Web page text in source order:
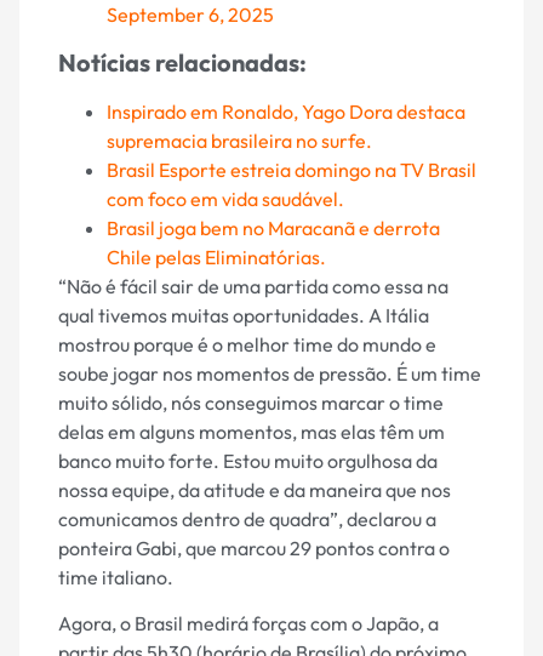
September 6, 2025
Notícias relacionadas:
Inspirado em Ronaldo, Yago Dora destaca
supremacia brasileira no surfe.
Brasil Esporte estreia domingo na TV Brasil
com foco em vida saudável.
Brasil joga bem no Maracanã e derrota
Chile pelas Eliminatórias.
“Não é fácil sair de uma partida como essa na
qual tivemos muitas oportunidades. A Itália
mostrou porque é o melhor time do mundo e
soube jogar nos momentos de pressão. É um time
muito sólido, nós conseguimos marcar o time
delas em alguns momentos, mas elas têm um
banco muito forte. Estou muito orgulhosa da
nossa equipe, da atitude e da maneira que nos
comunicamos dentro de quadra”, declarou a
ponteira Gabi, que marcou 29 pontos contra o
time italiano.
Agora, o Brasil medirá forças com o Japão, a